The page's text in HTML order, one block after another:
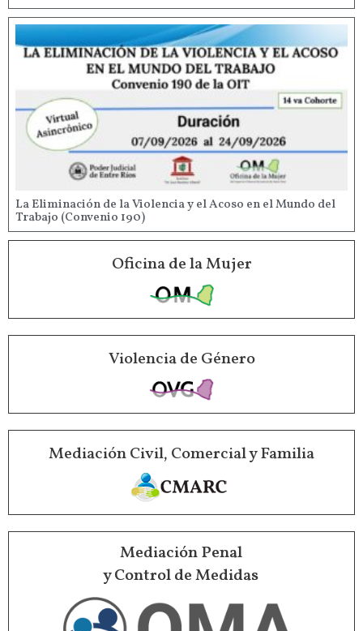
La Eliminación de la Violencia y el Acoso en el Mundo del
Trabajo (Convenio 190)
Oficina de la Mujer
Violencia de Género
Mediación Civil, Comercial y Familia
Mediación Penal
y Control de Medidas